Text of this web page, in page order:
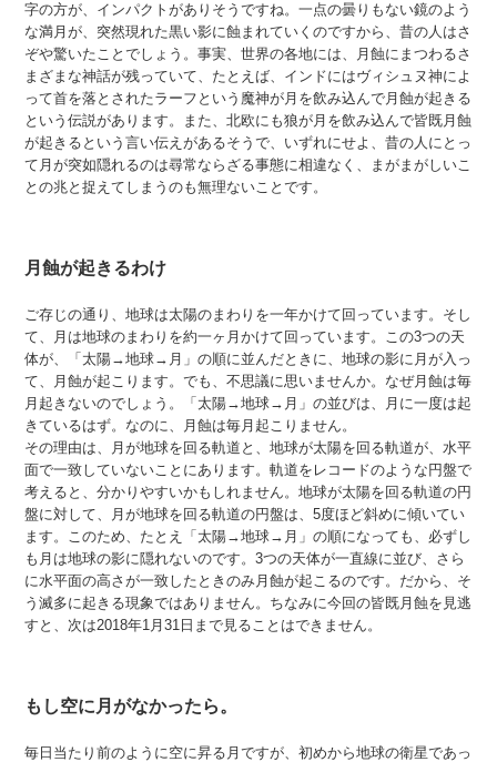
字の方が、インパクトがありそうですね。一点の曇りもない鏡のよう
な満月が、突然現れた黒い影に蝕まれていくのですから、昔の人はさ
ぞや驚いたことでしょう。事実、世界の各地には、月蝕にまつわるさ
まざまな神話が残っていて、たとえば、インドにはヴィシュヌ神によ
って首を落とされたラーフという魔神が月を飲み込んで月蝕が起きる
という伝説があります。また、北欧にも狼が月を飲み込んで皆既月蝕
が起きるという言い伝えがあるそうで、いずれにせよ、昔の人にとっ
て月が突如隠れるのは尋常ならざる事態に相違なく、まがまがしいこ
との兆と捉えてしまうのも無理ないことです。
月蝕が起きるわけ
ご存じの通り、地球は太陽のまわりを一年かけて回っています。そし
て、月は地球のまわりを約一ヶ月かけて回っています。この3つの天
体が、「太陽→地球→月」の順に並んだときに、地球の影に月が入っ
て、月蝕が起こります。でも、不思議に思いませんか。なぜ月蝕は毎
月起きないのでしょう。「太陽→地球→月」の並びは、月に一度は起
きているはず。なのに、月蝕は毎月起こりません。
その理由は、月が地球を回る軌道と、地球が太陽を回る軌道が、水平
面で一致していないことにあります。軌道をレコードのような円盤で
考えると、分かりやすいかもしれません。地球が太陽を回る軌道の円
盤に対して、月が地球を回る軌道の円盤は、5度ほど斜めに傾いてい
ます。このため、たとえ「太陽→地球→月」の順になっても、必ずし
も月は地球の影に隠れないのです。3つの天体が一直線に並び、さら
に水平面の高さが一致したときのみ月蝕が起こるのです。だから、そ
う滅多に起きる現象ではありません。ちなみに今回の皆既月蝕を見逃
すと、次は2018年1月31日まで見ることはできません。
もし空に月がなかったら。
毎日当たり前のように空に昇る月ですが、初めから地球の衛星であっ